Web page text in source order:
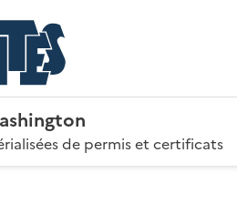
de permis et certificats